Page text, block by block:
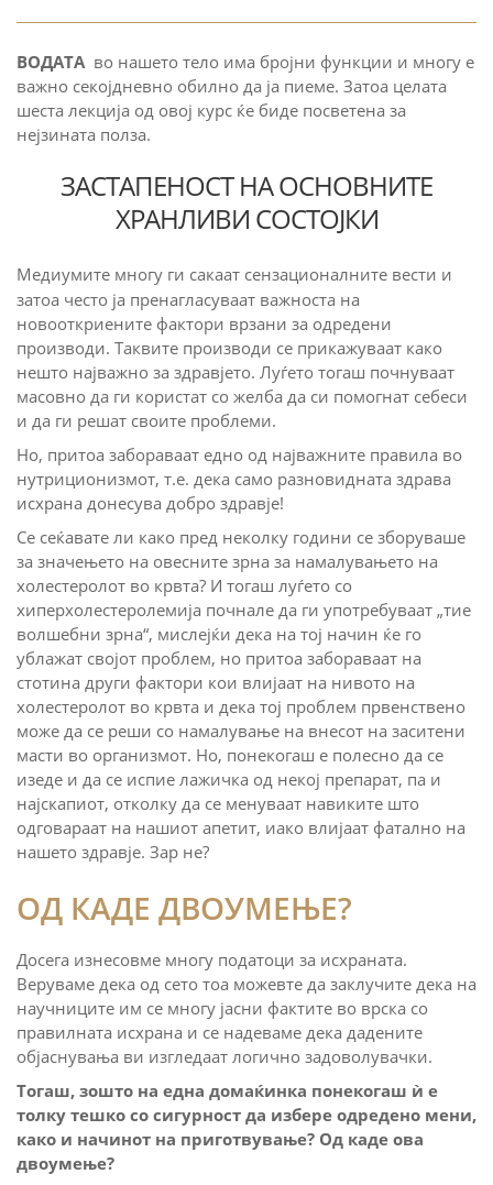
ВОДАТАво нашето тело има бројни функции и многу е
важно секојдневно обилно да ја пиеме. Затоа целата
шеста лекција од овој курс ќе биде посветена за
нејзината полза.
ЗАСТАПЕНОСТ НА ОСНОВНИТЕ
ХРАНЛИВИ СОСТОЈКИ
Медиумите многу ги сакаат сензационалните вести и
затоа често ја пренагласуваат важноста на
новооткриените фактори врзани за одредени
производи. Таквите производи се прикажуваат како
нешто најважно за здравјето. Луѓето тогаш почнуваат
масовно да ги користат со желба да си помогнат себеси
и да ги решат своите проблеми.
Но, притоа забораваат едно од најважните правила во
нутриционизмот, т.е. дека само разновидната здрава
исхрана донесува добро здравје!
Се сеќавате ли како пред неколку години се зборуваше
за значењето на овесните зрна за намалувањето на
холестеролот во крвта? И тогаш луѓето со
хиперхолестеролемија почнале да ги употребуваат „тие
волшебни зрна“, мислејќи дека на тој начин ќе го
ублажат својот проблем, но притоа забораваат на
стотина други фактори кои влијаат на нивото на
холестеролот во крвта и дека тој проблем првенствено
може да се реши со намалување на внесот на заситени
масти во организмот. Но, понекогаш е полесно да се
изеде и да се испие лажичка од некој препарат, па и
најскапиот, отколку да се менуваат навиките што
одговараат на нашиот апетит, иако влијаат фатално на
нашето здравје. Зар не?
ОД КАДЕ ДВОУМЕЊЕ?
Досега изнесовме многу податоци за исхраната.
Веруваме дека од сето тоа можевте да заклучите дека на
научниците им се многу јасни фактите во врска со
правилната исхрана и се надеваме дека дадените
објаснувања ви изгледаат логично задоволувачки.
Тогаш, зошто на една домаќинка понекогаш ѝ е
толку тешко со сигурност да избере одредено мени,
како и начинот на приготвување? Од каде ова
двоумење?